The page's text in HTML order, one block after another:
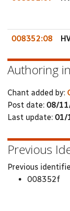
008352:08
Authoring
Chant added by:
Post date: 08/
Last update: 01/
Previous
Previous
008352f